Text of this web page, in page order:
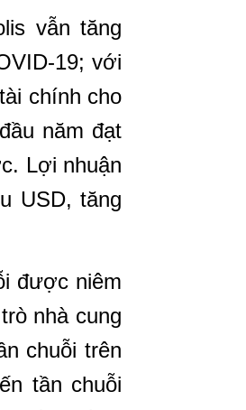
vẫn tăng
19; với
chính cho
năm đạt
Lợi nhuận
USD, tăng
được niêm
nhà cung
chuỗi trên
tần chuỗi